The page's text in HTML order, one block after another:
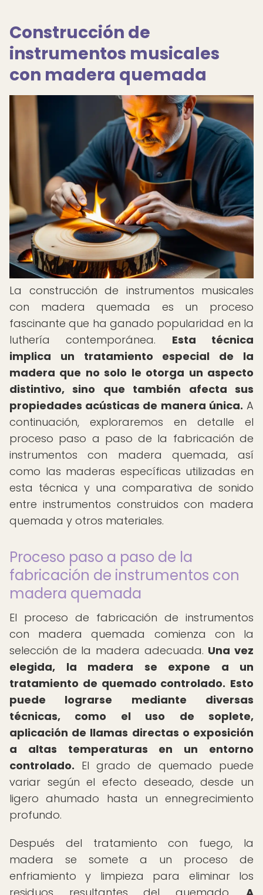
Construcción de
instrumentos musicales
con madera quemada
La construcción de instrumentos musicales
con madera quemada es un proceso
fascinante que ha ganado popularidad en la
luthería contemporánea. Esta técnica
implica un tratamiento especial de la
madera que no solo le otorga un aspecto
distintivo, sino que también afecta sus
propiedades acústicas de manera única. A
continuación, exploraremos en detalle el
proceso paso a paso de la fabricación de
instrumentos con madera quemada, así
como las maderas específicas utilizadas en
esta técnica y una comparativa de sonido
entre instrumentos construidos con madera
quemada y otros materiales.
Proceso paso a paso de la
fabricación de instrumentos con
madera quemada
El proceso de fabricación de instrumentos
con madera quemada comienza con la
selección de la madera adecuada. Una vez
elegida, la madera se expone a un
tratamiento de quemado controlado. Esto
puede lograrse mediante diversas
técnicas, como el uso de soplete,
aplicación de llamas directas o exposición
a altas temperaturas en un entorno
controlado. El grado de quemado puede
variar según el efecto deseado, desde un
ligero ahumado hasta un ennegrecimiento
profundo.
Después del tratamiento con fuego, la
madera se somete a un proceso de
enfriamiento y limpieza para eliminar los